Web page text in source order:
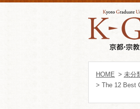
HOME > 未分
> The 12 Best